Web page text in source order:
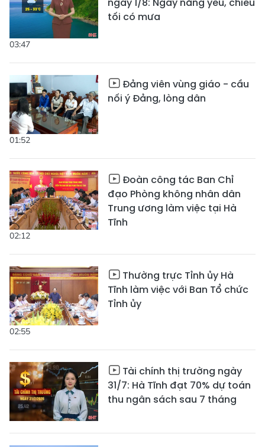
03:47
tối có mưa
01:52
Đảng viên vùng giáo - cầu
nối ý Đảng, lòng dân
02:12
Đoàn công tác Ban Chỉ
đạo Phòng không nhân dân
Trung ương làm việc tại Hà
Tĩnh
02:55
Thường trực Tỉnh ủy Hà
Tĩnh làm việc với Ban Tổ chức
Tỉnh ủy
Tài chính thị trường ngày
31/7: Hà Tĩnh đạt 70% dự toán
thu ngân sách sau 7 tháng